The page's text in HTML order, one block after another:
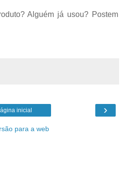
Alguém já usou? Postem
›
inicial
para a web